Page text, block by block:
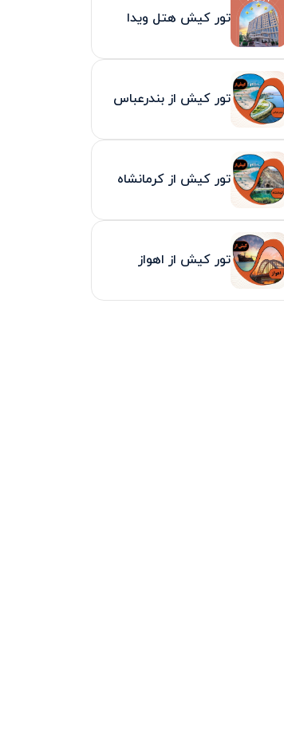
تور کیش هتل ویدا
تور کیش از بندرعباس
تور کیش از کرمانشاه
تور کیش از اهواز